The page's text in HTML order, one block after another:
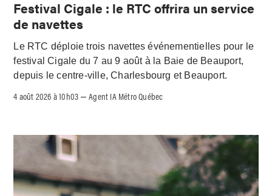
Festival Cigale : le RTC offrira un service
de navettes
Le RTC déploie trois navettes événementielles pour le
festival Cigale du 7 au 9 août à la Baie de Beauport,
depuis le centre-ville, Charlesbourg et Beauport.
4 août 2026 à 10h03 –Agent IA Métro Québec